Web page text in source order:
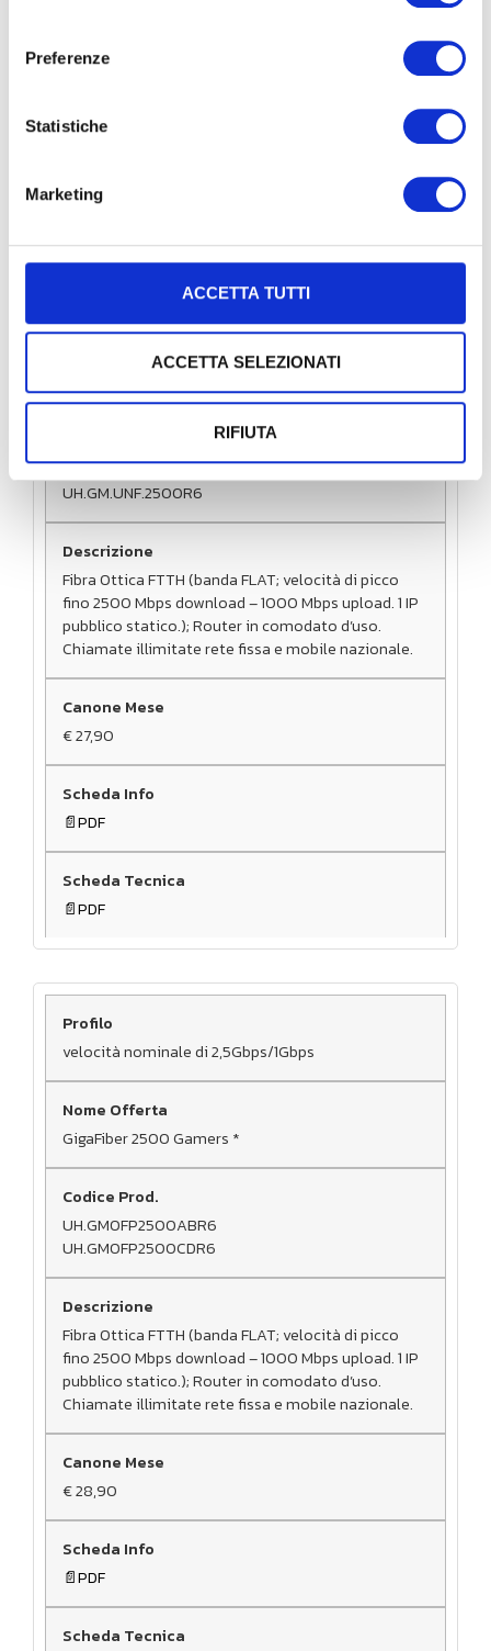
Preferenze
Statistiche
Marketing
ACCETTA TUTTI
ACCETTA SELEZIONATI
RIFIUTA
PDF
velocità nominale di 2,5Gbps/1Gbps
UH.GM.UD.2500R6
UH.GM.UNF.2500R6
Fibra Ottica FTTH (banda FLAT; velocità di picco
fino 2500 Mbps download – 1000 Mbps upload. 1 IP
pubblico statico.); Router in comodato d’uso.
Chiamate illimitate rete fissa e mobile nazionale.
€ 27,90
PDF
PDF
velocità nominale di 2,5Gbps/1Gbps
GigaFiber 2500 Gamers *
UH.GMOFP2500ABR6
UH.GMOFP2500CDR6
Fibra Ottica FTTH (banda FLAT; velocità di picco
fino 2500 Mbps download – 1000 Mbps upload. 1 IP
pubblico statico.); Router in comodato d’uso.
Chiamate illimitate rete fissa e mobile nazionale.
€ 28,90
PDF